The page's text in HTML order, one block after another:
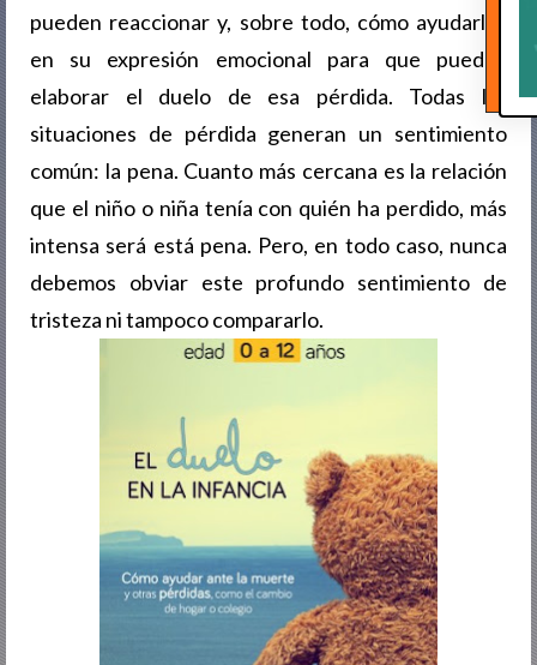
pueden reaccionar y, sobre todo, cómo ayudarles
en su expresión emocional para que puedan
elaborar el duelo de esa pérdida. Todas las
situaciones de pérdida generan un sentimiento
común: la pena. Cuanto más cercana es la relación
que el niño o niña tenía con quién ha perdido, más
intensa será está pena. Pero, en todo caso, nunca
debemos obviar este profundo sentimiento de
tristeza ni tampoco compararlo.